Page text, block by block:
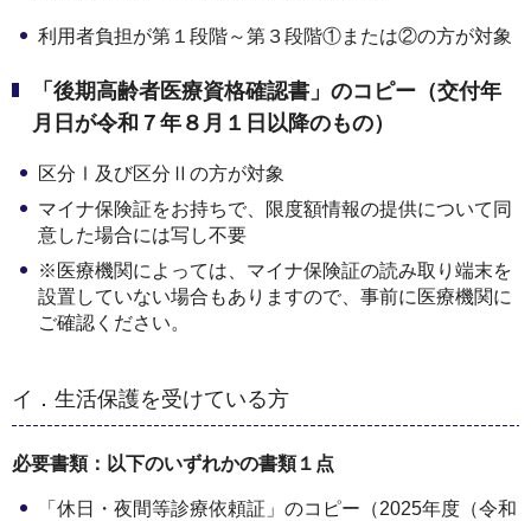
利用者負担が第１段階～第３段階①または②の方が対象
「後期高齢者医療資格確認書」のコピー（交付年
月日が令和７年８月１日以降のもの）
区分Ⅰ及び区分Ⅱの方が対象
マイナ保険証をお持ちで、限度額情報の提供について同
意した場合には写し不要
※医療機関によっては、マイナ保険証の読み取り端末を
設置していない場合もありますので、事前に医療機関に
ご確認ください。
イ．生活保護を受けている方
必要書類：以下のいずれかの書類１点
「休日・夜間等診療依頼証」のコピー（2025年度（令和